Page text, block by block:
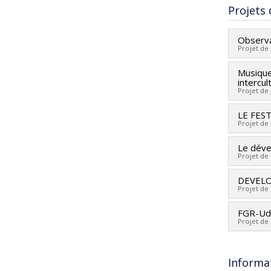
Cycle :
Lien
Projets
Projet de
Co-
Guy
Peters
Zaldivar
Ryan ,
Projet de
LE
Projet de
Le
Projet de
Projet de
Co-
FGR-
Projet de